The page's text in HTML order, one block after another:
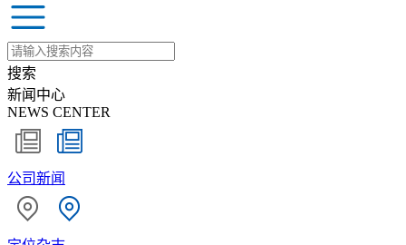
搜索
新闻中心
NEWS CENTER
公司新闻